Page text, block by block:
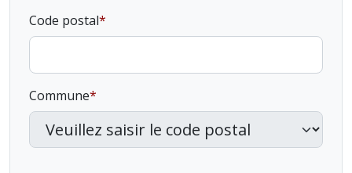
Code postal
Commune